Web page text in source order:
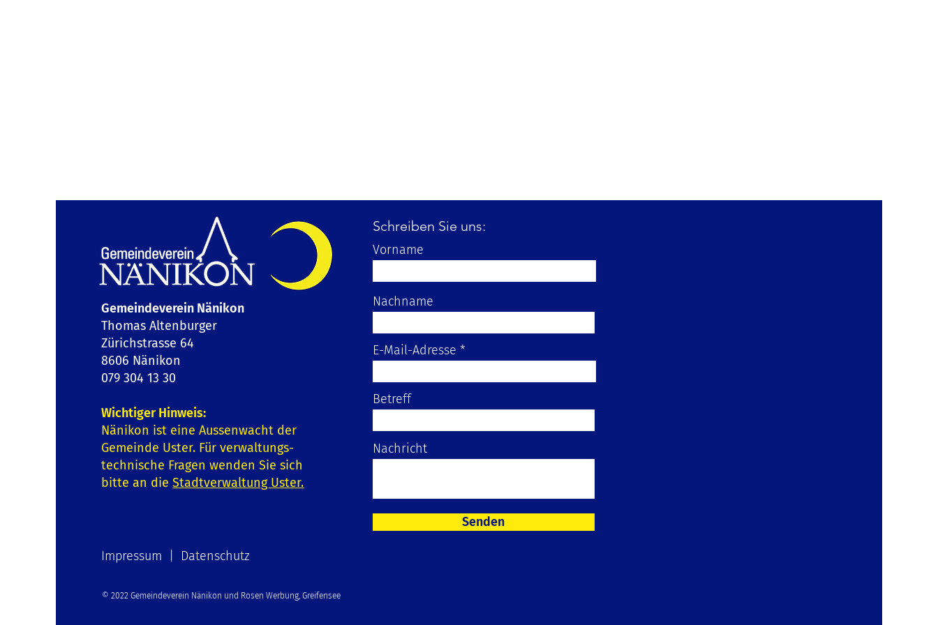
Gemeindeverein Nänikon
Thomas Altenburger
Zürichstrasse 64
8606 Nänikon
079 304 13 30
Wichtiger Hinweis:
Nänikon ist eine Aussenwacht der
Gemeinde Uster. Für verwaltungs-
technische Fragen wenden Sie sich
bitte an dieStadtverwaltung Uster.
Impressum | Datenschutz
© 2022 Gemeindeverein Nänikon und Rosen Werbung, Greifensee
Schreiben Sie uns:
Vorname
Nachname
E-Mail-Adresse
Betreff
Nachricht
Senden